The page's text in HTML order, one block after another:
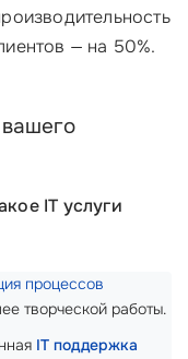
— на 50%.
IT услуги
процессов
творческой работы.
IT поддержка